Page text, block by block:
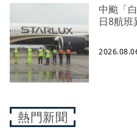
中颱「
日8航班
熱門新聞